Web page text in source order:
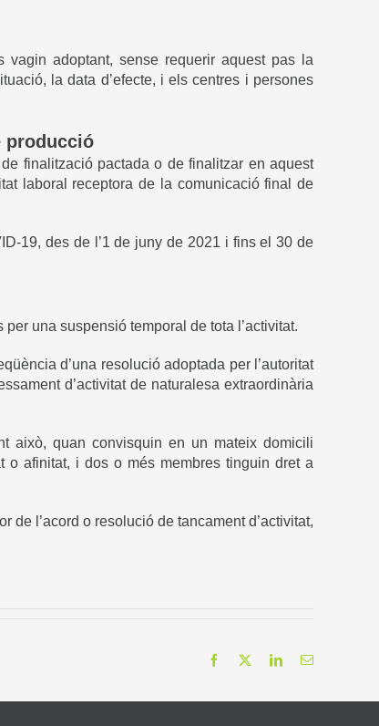
vagin adoptant, sense requerir aquest pas la
la data d’efecte, i els centres i persones
producció
finalització pactada o de finalitzar en aquest
laboral receptora de la comunicació final de
19, des de l’1 de juny de 2021 i fins el 30 de
una suspensió temporal de tota l’activitat.
d’una resolució adoptada per l’autoritat
d’activitat de naturalesa extraordinària
això, quan convisquin en un mateix domicili
afinitat, i dos o més membres tinguin dret a
de l’acord o resolució de tancament d’activitat,
Facebook LinkedInEmail